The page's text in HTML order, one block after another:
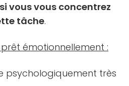
si vous vous concentrez
tâche.
émotionnellement :
psychologiquement très